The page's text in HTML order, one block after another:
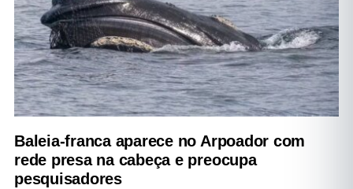
Baleia-franca aparece no Arpoador com
rede presa na cabeça e preocupa
pesquisadores